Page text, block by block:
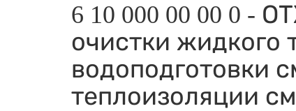
6 10 000 00 00 0
очистки жидкого
водоподготовки
теплоизоляции